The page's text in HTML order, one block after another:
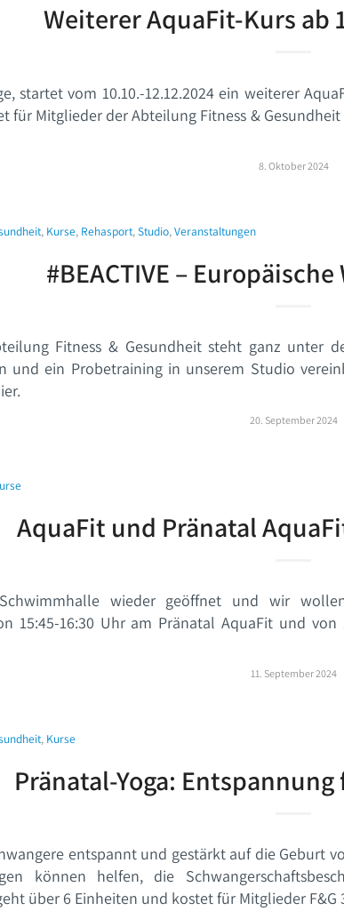
Weiterer AquaFit-Kurs ab
startet vom 10.10.-12.12.2024 ein weiterer
für Mitglieder der Abteilung Fitness &
8. Oktober 2024
, Kurse, Rehasport,Studio,Veranstaltungen
#BEACTIVE –
Fitness & Gesundheit steht ganz unter
und ein Probetraining in unserem Studio
20. September 2024
AquaFit und Pränatal
wieder geöffnet und wir
15:45-16:30 Uhr am Pränatal AquaFit und
11. September 2024
, Kurse
Pränatal-Yoga:
entspannt und gestärkt auf die Geburt
können helfen, die
über 6 Einheiten und kostet für Mitglieder